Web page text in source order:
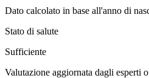
Dato calcolato in base all'anno di
Stato di salute
Sufficiente
Valutazione aggiornata dagli esperti